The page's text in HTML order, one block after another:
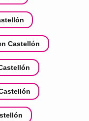
Castellón